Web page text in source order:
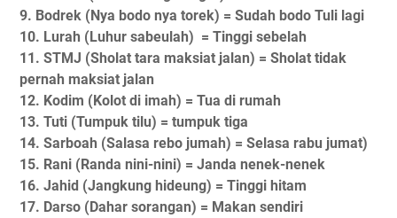
9. Bodrek (Nya bodo nya torek) = Sudah bodo Tuli lagi
10. Lurah (Luhur sabeulah) = Tinggi sebelah
11. STMJ (Sholat tara maksiat jalan) = Sholat tidak
pernah maksiat jalan
12. Kodim (Kolot di imah) = Tua di rumah
13. Tuti (Tumpuk tilu) = tumpuk tiga
14. Sarboah (Salasa rebo jumah) = Selasa rabu jumat)
15. Rani (Randa nini-nini) = Janda nenek-nenek
16. Jahid (Jangkung hideung) = Tinggi hitam
17. Darso (Dahar sorangan) = Makan sendiri